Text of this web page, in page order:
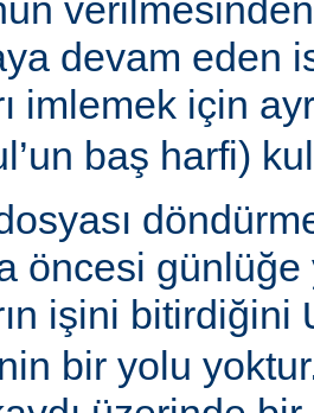
devam eden
imlemek için
baş harfi)
öncesi
işini bitirdiğini
bir yolu